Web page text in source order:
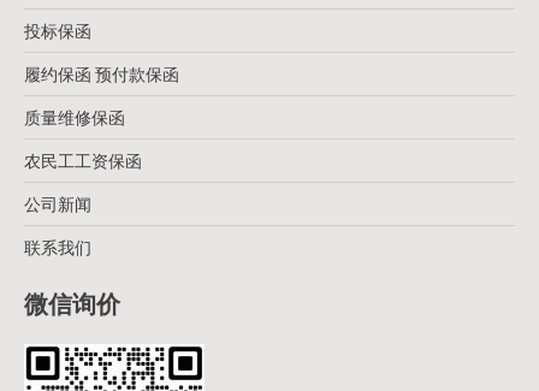
投标保函
履约保函 预付款保函
质量维修保函
农民工工资保函
公司新闻
联系我们
微信询价